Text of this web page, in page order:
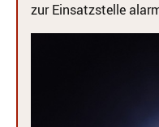
zur Einsatzstelle